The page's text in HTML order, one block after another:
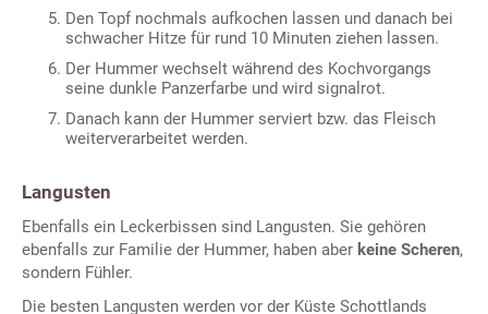
Den Topf nochmals aufkochen lassen und danach bei
schwacher Hitze für rund 10 Minuten ziehen lassen.
Der Hummer wechselt während des Kochvorgangs
seine dunkle Panzerfarbe und wird signalrot.
Danach kann der Hummer serviert bzw. das Fleisch
weiterverarbeitet werden.
Langusten
Ebenfalls ein Leckerbissen sind Langusten. Sie gehören
ebenfalls zur Familie der Hummer, haben aber keine Scheren,
sondern Fühler.
Die besten Langusten werden vor der Küste Schottlands